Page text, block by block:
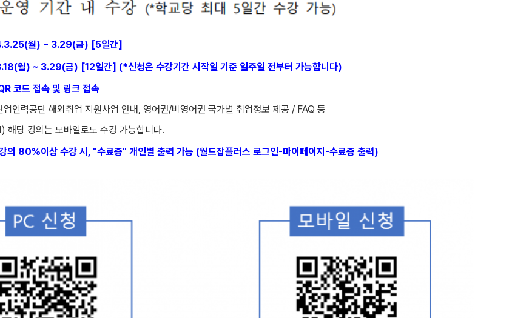
월) ~ 3.29(금) [5일간]
월) ~ 3.29(금) [12일간] (*신청은 수강기간 시작일 기준 일주일 전부터 가능합니다)
코드 접속 및 링크 접속
인력공단 해외취업 지원사업 안내, 영어권/비영어권 국가별 취업정보 제공 / FAQ 등
해당 강의는 모바일로도 수강 가능합니다.
의 80%이상 수강 시, "수료증" 개인별 출력 가능 (월드잡플러스 로그인-마이페이지-수료증 출력)